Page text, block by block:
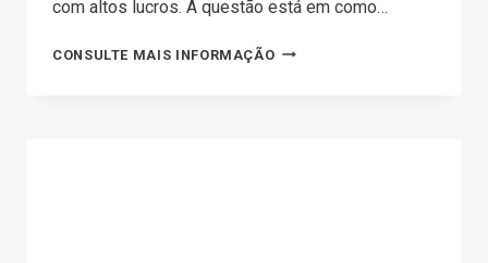
com altos lucros. A questão está em como…
CONSULTE MAIS INFORMAÇÃOHOW